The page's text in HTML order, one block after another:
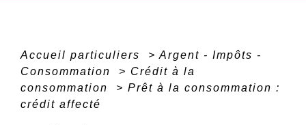
Accueil particuliers > Argent - Impôts -
Consommation
> Crédit à la
consommation
> Prêt à la consommation :
crédit affecté